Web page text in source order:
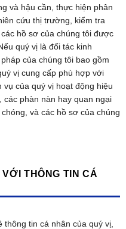
và hậu cần, thực hiện phân
cứu thị trường, kiểm tra
hồ sơ của chúng tôi được
quý vị là đối tác kinh
của chúng tôi bao gồm
vị cung cấp phù hợp với
vụ của quý vị hoạt động hiệu
phàn nàn hay quan ngại
và các hồ sơ của chúng
THÔNG TIN CÁ
tin cá nhân của quý vị,